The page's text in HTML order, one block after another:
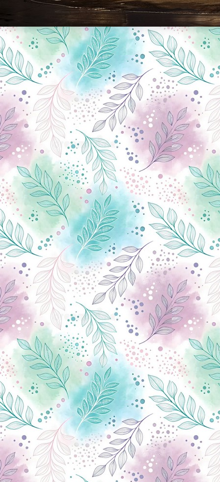
Новини Чернігова, Чернігівські новини, Чернігівський формат, новини Чернігова, події в Чернігові: політика, економіка, аналітика, культура, відеоновини, екологія, спортивний Чернігів, туризм, Чернігів